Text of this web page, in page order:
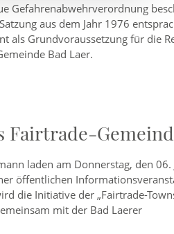
Gefahrenabwehrverordnung
aus dem Jahr 1976
als Grundvoraussetzung für die
Bad Laer.
Fairtrade-
laden am Donnerstag, den 06.
öffentlichen
die Initiative der „Fairtrade-
mit der Bad Laerer